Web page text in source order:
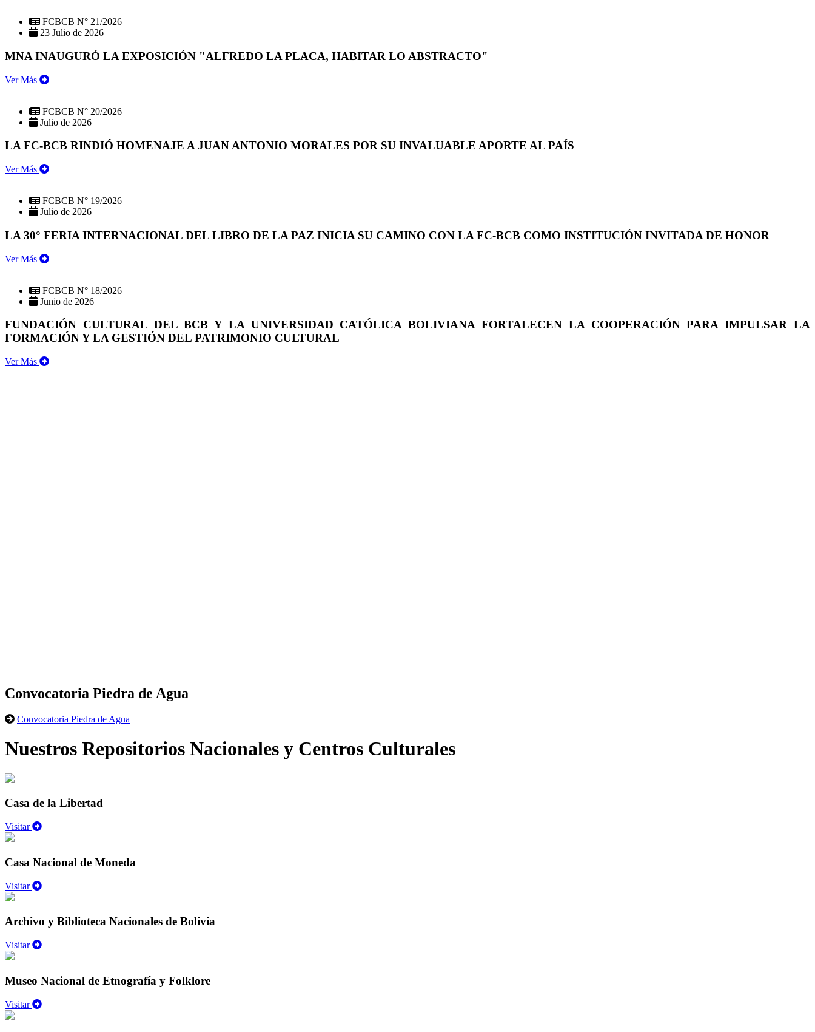
FCBCB N° 21/2026
23 Julio de 2026
MNA INAUGURÓ LA EXPOSICIÓN "ALFREDO LA PLACA, HABITAR LO ABSTRACTO"
Ver Más
FCBCB N° 20/2026
Julio de 2026
LA FC-BCB RINDIÓ HOMENAJE A JUAN ANTONIO MORALES POR SU INVALUABLE APORTE AL PAÍS
Ver Más
FCBCB N° 19/2026
Julio de 2026
LA 30° FERIA INTERNACIONAL DEL LIBRO DE LA PAZ INICIA SU CAMINO CON LA FC-BCB COMO INSTITUCIÓN INVITADA DE HONOR
Ver Más
FCBCB N° 18/2026
Junio de 2026
FUNDACIÓN CULTURAL DEL BCB Y LA UNIVERSIDAD CATÓLICA BOLIVIANA FORTALECEN LA COOPERACIÓN PARA IMPULSAR LA
FORMACIÓN Y LA GESTIÓN DEL PATRIMONIO CULTURAL
Ver Más
Convocatoria Piedra de Agua
Convocatoria Piedra de Agua
Nuestros Repositorios Nacionales y Centros Culturales
Casa de la Libertad
Visitar
Casa Nacional de Moneda
Visitar
Archivo y Biblioteca Nacionales de Bolivia
Visitar
Museo Nacional de Etnografía y Folklore
Visitar